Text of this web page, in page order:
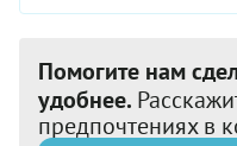
Помогите нам
удобнее.
предпочтениях в